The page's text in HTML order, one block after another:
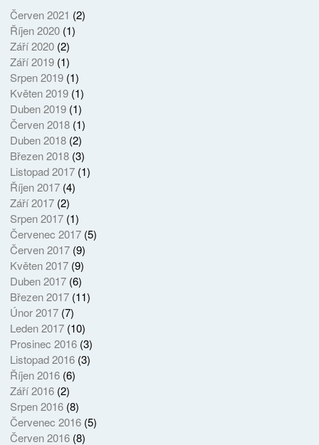
Červen 2021 (2)
Říjen 2020(1)
Září 2020(2)
Září 2019(1)
Srpen 2019(1)
Květen 2019(1)
Duben 2019(1)
Červen 2018(1)
Duben 2018(2)
Březen 2018(3)
Listopad 2017(1)
Říjen 2017(4)
Září 2017(2)
Srpen 2017(1)
Červenec 2017(5)
Červen 2017(9)
Květen 2017(9)
Duben 2017(6)
Březen 2017(11)
Únor 2017(7)
Leden 2017(10)
Prosinec 2016(3)
Listopad 2016(3)
Říjen 2016(6)
Září 2016(2)
Srpen 2016(8)
Červenec 2016(5)
Červen 2016(8)